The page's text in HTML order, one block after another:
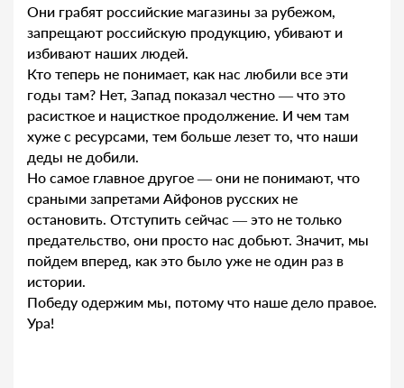
Они грабят российские магазины за рубежом,
запрещают российскую продукцию, убивают и
избивают наших людей.
Кто теперь не понимает, как нас любили все эти
годы там? Нет, Запад показал честно — что это
расисткое и нацисткое продолжение. И чем там
хуже с ресурсами, тем больше лезет то, что наши
деды не добили.
Но самое главное другое — они не понимают, что
сраными запретами Айфонов русских не
остановить. Отступить сейчас — это не только
предательство, они просто нас добьют. Значит, мы
пойдем вперед, как это было уже не один раз в
истории.
Победу одержим мы, потому что наше дело правое.
Ура!